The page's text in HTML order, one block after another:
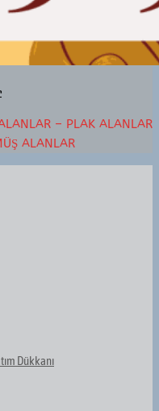
– PLAK ALANLAR
ALANLAR
Dükkanı